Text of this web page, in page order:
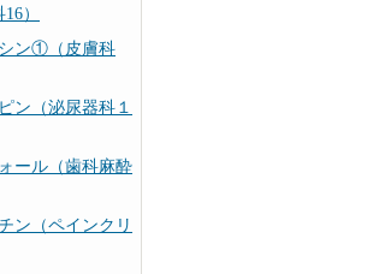
）
ン①（皮膚科
ン（泌尿器科１
ール（歯科麻酔
ン（ペインクリ